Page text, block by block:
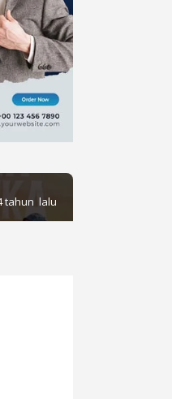
tahun lalu